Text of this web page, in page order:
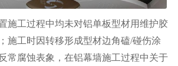
1 2 3
施工过程中均未对铝单板型材用维护胶
施工时因转移形成型材边角磕/碰伤涂
常腐蚀表象，在铝幕墙施工过程中关于